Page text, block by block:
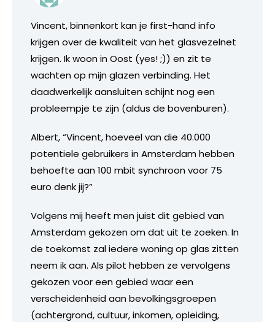
Vincent, binnenkort kan je first-hand info
krijgen over de kwaliteit van het glasvezelnet
krijgen. Ik woon in Oost (yes! ;)) en zit te
wachten op mijn glazen verbinding. Het
daadwerkelijk aansluiten schijnt nog een
probleempje te zijn (aldus de bovenburen).
Albert, “Vincent, hoeveel van die 40.000
potentiele gebruikers in Amsterdam hebben
behoefte aan 100 mbit synchroon voor 75
euro denk jij?”
Volgens mij heeft men juist dit gebied van
Amsterdam gekozen om dat uit te zoeken. In
de toekomst zal iedere woning op glas zitten
neem ik aan. Als pilot hebben ze vervolgens
gekozen voor een gebied waar een
verscheidenheid aan bevolkingsgroepen
(achtergrond, cultuur, inkomen, opleiding,